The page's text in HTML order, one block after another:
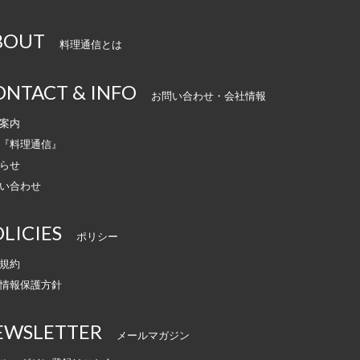
料理通信とは
& INFO お問い合わせ・会社情報
内
料理通信』
せ
合わせ
ポリシー
約
報保護方針
メールマガジン